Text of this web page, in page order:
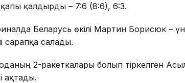
қалдырды – 7:6 (8:6), 6:3.
Беларусь өкілі Мартин Борисюк –
сарапқа салады.
2-ракеткалары болып тіркелген
ақтады.